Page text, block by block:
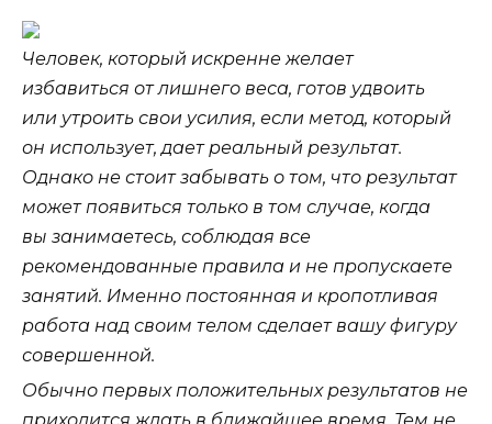
Человек, который искренне желает
избавиться от лишнего веса, готов удвоить
или утроить свои усилия, если метод, который
он использует, дает реальный результат.
Однако не стоит забывать о том, что результат
может появиться только в том случае, когда
вы занимаетесь, соблюдая все
рекомендованные правила и не пропускаете
занятий. Именно постоянная и кропотливая
работа над своим телом сделает вашу фигуру
совершенной.
Обычно первых положительных результатов не